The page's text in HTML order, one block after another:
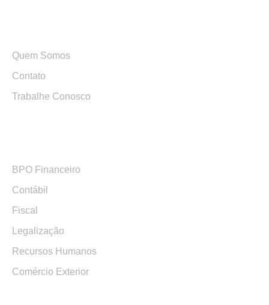
Quem Somos
Contato
Trabalhe Conosco
BPO Financeiro
Contábil
Fiscal
Legalização
Recursos Humanos
Comércio Exterior